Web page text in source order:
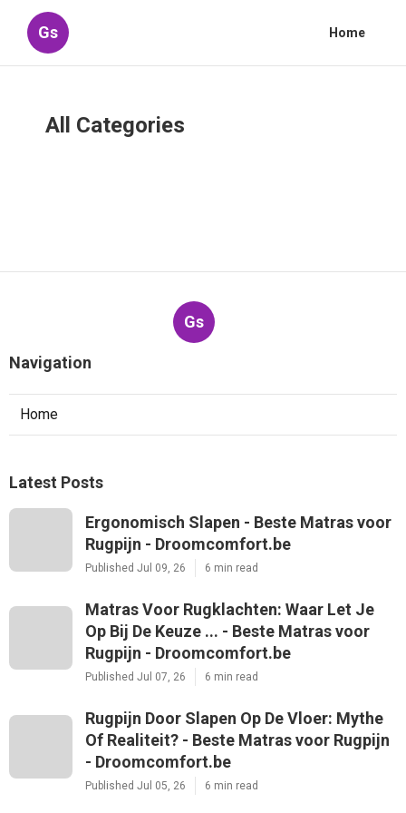
Gs Home
All Categories
Gs
Navigation
Home
Latest Posts
Ergonomisch Slapen - Beste Matras voor
Rugpijn - Droomcomfort.be
Published Jul 09, 26 6 min read
Matras Voor Rugklachten: Waar Let Je
Op Bij De Keuze ... - Beste Matras voor
Rugpijn - Droomcomfort.be
Published Jul 07, 26 6 min read
Rugpijn Door Slapen Op De Vloer: Mythe
Of Realiteit? - Beste Matras voor Rugpijn
- Droomcomfort.be
Published Jul 05, 26 6 min read